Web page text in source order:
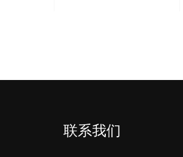
联系我们